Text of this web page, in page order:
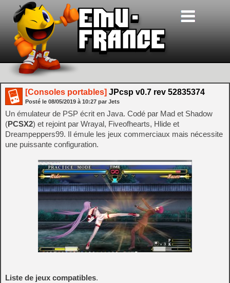
[Consoles portables] JPcsp v0.7 rev 52835374
Posté le 08/05/2019 à 10:27 par Jets
Un émulateur de PSP écrit en Java. Codé par Mad et Shadow
(PCSX2) et rejoint par Wrayal, Fiveofhearts, Hlide et
Dreampeppers99. Il émule les jeux commerciaux mais nécessite
une puissante configuration.
Liste de jeux compatibles.